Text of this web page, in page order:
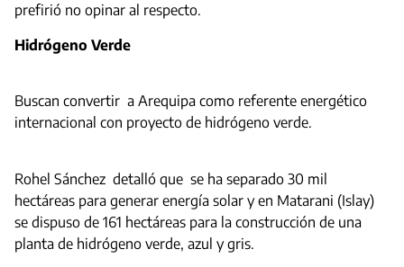
prefirió no opinar al respecto.
Hidrógeno Verde
Buscan convertir a Arequipa como referente energético
internacional con proyecto de hidrógeno verde.
Rohel Sánchez detalló que se ha separado 30 mil
hectáreas para generar energía solar y en Matarani (Islay)
se dispuso de 161 hectáreas para la construcción de una
planta de hidrógeno verde, azul y gris.